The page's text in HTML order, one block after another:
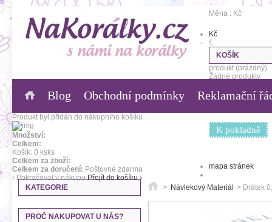
Měna : Kč
Kč
€
KOŠÍK
produkt (prázdný)
Žádné produkty
0,00 Kč Poštovné
K pokladně
mapa stránek
Blog Obchodní podmínky Reklamační
Produkt byl přidán do nákupního košíku
Množství:
Celkem:
Košík: 0 ksks
Celkem za zboží:
Celkem za doručení: Poštovné zdarma
‹ Pokračovat v nákupu Přejít do košíku ›
KATEGORIE
PROČ NAKUPOVAT U NÁS?
> Návlekový Materiál > Drátek